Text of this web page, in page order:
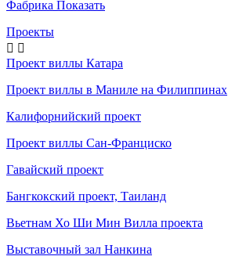
Фабрика Показать
Проекты
 
Проект виллы Катара
Проект виллы в Маниле на Филиппинах
Калифорнийский проект
Проект виллы Сан-Франциско
Гавайский проект
Бангкокский проект, Таиланд
Вьетнам Хо Ши Мин Вилла проекта
Выставочный зал Нанкина